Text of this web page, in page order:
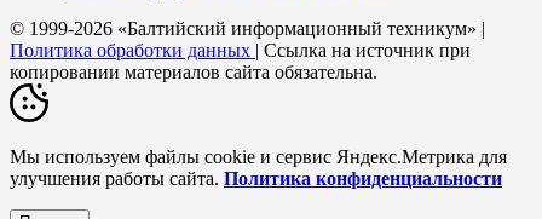
© 1999-2026 «Балтийский информационный техникум» |
Политика обработки данных | Ссылка на источник при
копировании материалов сайта обязательна.
Мы используем файлы cookie и сервис Яндекс.Метрика для
улучшения работы сайта. Политика конфиденциальности